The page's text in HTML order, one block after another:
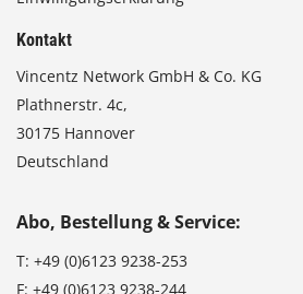
Kontakt
Vincentz Network GmbH & Co. KG
Plathnerstr. 4c,
30175 Hannover
Deutschland
Abo, Bestellung & Service:
T: +49 (0)6123 9238-253
F: +49 (0)6123 9238-244